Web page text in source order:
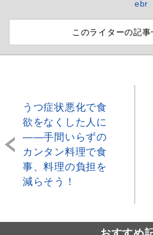
ebr
このライターの記事
うつ症状悪化で食
欲をなくした人に
――手間いらずの
カンタン料理で食
事、料理の負担を
減らそう！